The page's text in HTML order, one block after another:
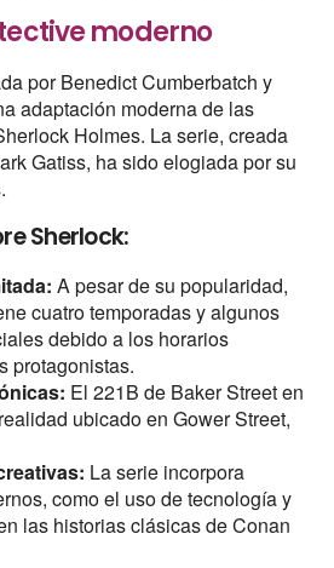
moderno
por Benedict Cumberbatch y
adaptación moderna de las
Holmes. La serie, creada
Gatiss, ha sido elogiada por su
Sherlock:
A pesar de su popularidad,
cuatro temporadas y algunos
debido a los horarios
protagonistas.
El 221B de Baker Street en
ubicado en Gower Street,
La serie incorpora
como el uso de tecnología y
las historias clásicas de Conan